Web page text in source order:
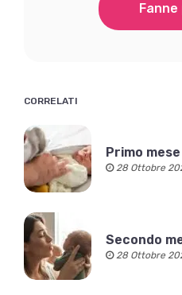
CORRELATI
Primo
28 Ottobre
Secondo
28 Ottobre